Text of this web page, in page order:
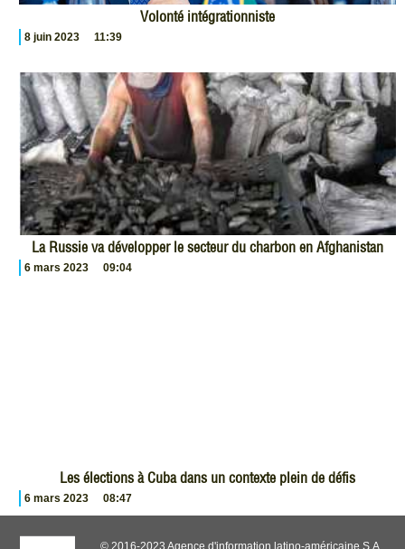
Volonté intégrationniste
8 juin 2023 11:39
La Russie va développer le secteur du charbon en Afghanistan
6 mars 2023 09:04
Les élections à Cuba dans un contexte plein de défis
6 mars 2023 08:47
© 2016-2023 Agence d'information latino-américaine S.A.